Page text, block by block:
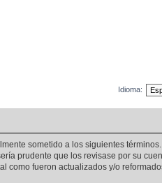
Idioma:
sometido a los siguientes
prudente que los revisase por su
como fueron actualizados y/o